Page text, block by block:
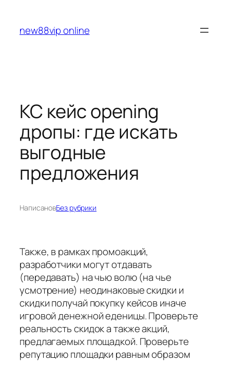
содержимому
new88vip online
КС кейс opening
дропы: где искать
выгодные
предложения
НаписановБез рубрики
Также, в рамках промоакций,
разработчики могут отдавать
(передавать) на чью волю (на чье
усмотрение) неодинаковые скидки и
скидки получай покупку кейсов иначе
игровой денежной еденицы. Проверьте
реальность скидок а также акций,
предлагаемых площадкой. Проверьте
репутацию площадки равным образом